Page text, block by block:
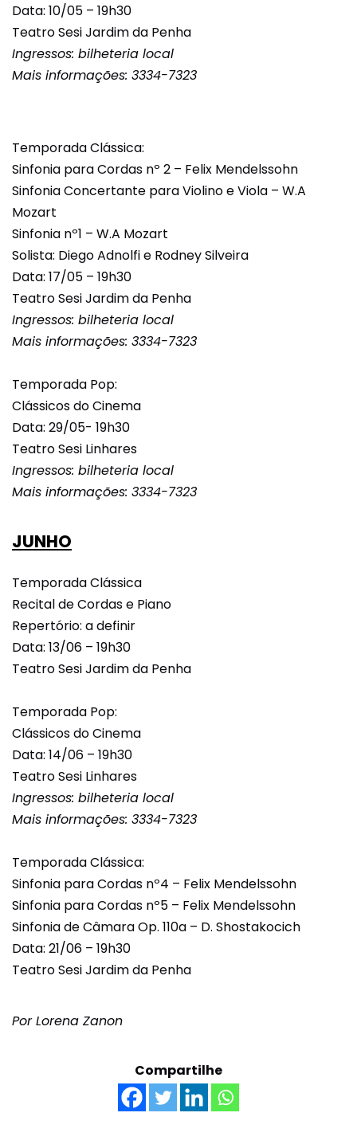
Data: 10/05 – 19h30
Teatro Sesi Jardim da Penha
Ingressos: bilheteria local
Mais informações: 3334-7323
Temporada Clássica:
Sinfonia para Cordas nº 2 – Felix Mendelssohn
Sinfonia Concertante para Violino e Viola – W.A
Mozart
Sinfonia nº1 – W.A Mozart
Solista: Diego Adnolfi e Rodney Silveira
Data: 17/05 – 19h30
Teatro Sesi Jardim da Penha
Ingressos: bilheteria local
Mais informações: 3334-7323
Temporada Pop:
Clássicos do Cinema
Data: 29/05- 19h30
Teatro Sesi Linhares
Ingressos: bilheteria local
Mais informações: 3334-7323
JUNHO
Temporada Clássica
Recital de Cordas e Piano
Repertório: a definir
Data: 13/06 – 19h30
Teatro Sesi Jardim da Penha
Temporada Pop:
Clássicos do Cinema
Data: 14/06 – 19h30
Teatro Sesi Linhares
Ingressos: bilheteria local
Mais informações: 3334-7323
Temporada Clássica:
Sinfonia para Cordas nº4 – Felix Mendelssohn
Sinfonia para Cordas nº5 – Felix Mendelssohn
Sinfonia de Câmara Op. 110a – D. Shostakocich
Data: 21/06 – 19h30
Teatro Sesi Jardim da Penha
Por Lorena Zanon
Compartilhe